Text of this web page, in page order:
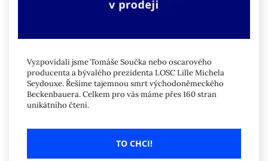
Vyzpovídali jsme Tomáše Součka nebo oscarového
producenta a bývalého prezidenta LOSC Lille Michela
Seydouxe. Řešíme tajemnou smrt východoněmeckého
Beckenbauera. Celkem pro vás máme přes 160 stran
unikátního čtení.
TO CHCI!